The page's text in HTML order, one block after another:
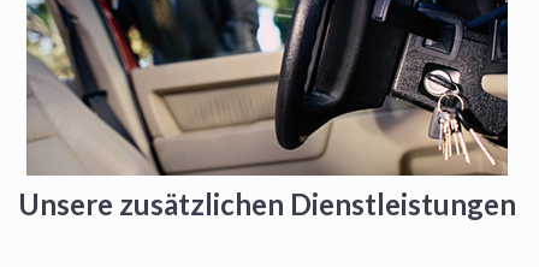
Unsere zusätzlichen Dienstleistungen